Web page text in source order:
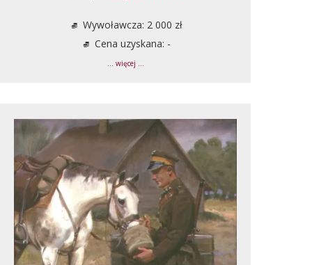
Wywoławcza: 2 000 zł
Cena uzyskana: -
... więcej ...